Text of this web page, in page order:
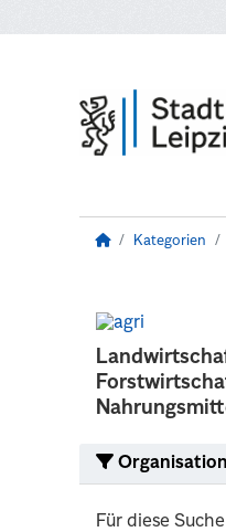
Kategorien
Für diese